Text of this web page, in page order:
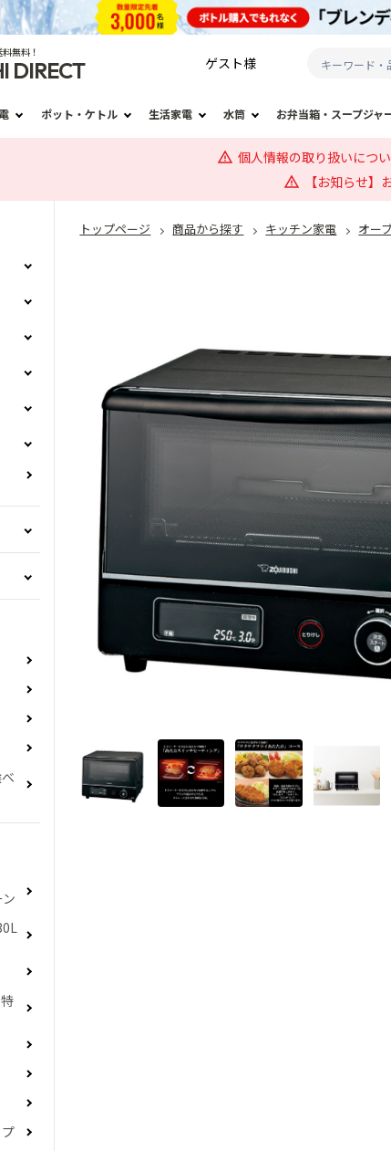
無料！
DIRECT ゲスト様
ポット・ケトル 生活家電 水筒 お弁当箱・スープジャ
個人情報の取り扱いにつ
【お知らせ
トップページ 商品から探す キッチン家電 オー